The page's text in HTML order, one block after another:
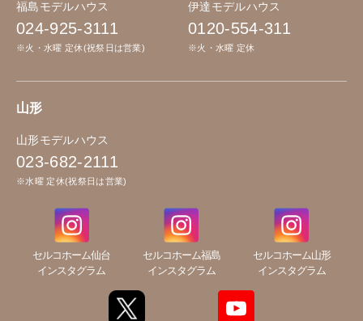
福島モデルハウス
024-925-3111
※火・水曜 定休(祝祭日は営業)
伊達モデルハウス
0120-554-311
※火・水曜 定休
山形
山形モデルハウス
023-682-2111
※水曜 定休(祝祭日は営業)
セルコホーム仙台
インスタグラム
セルコホーム福島
インスタグラム
セルコホーム山形
インスタグラム